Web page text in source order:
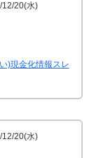
20(水)
)現金化情報スレ
20(水)